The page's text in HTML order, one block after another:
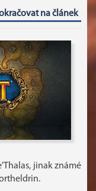
na článek
jinak známé